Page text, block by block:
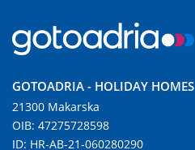
GOTOADRIA - HOLIDAY HOMES
21300 Makarska
OIB: 47275728598
ID: HR-AB-21-060280290